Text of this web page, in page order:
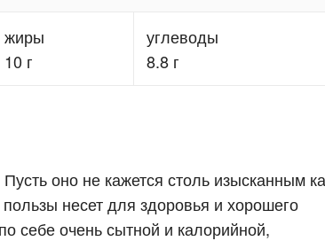
жиры
10 г
углеводы
8.8 г
оно не кажется столь изысканным
несет для здоровья и хорошего
себе очень сытной и калорийной,